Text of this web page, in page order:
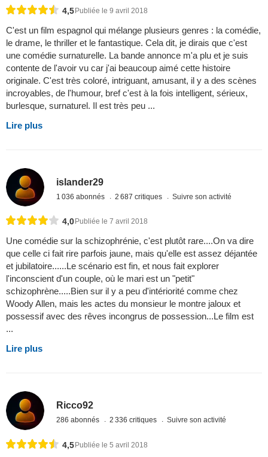
4,5 Publiée le 9 avril 2018
C'est un film espagnol qui mélange plusieurs genres : la comédie,
le drame, le thriller et le fantastique. Cela dit, je dirais que c'est
une comédie surnaturelle. La bande annonce m'a plu et je suis
contente de l'avoir vu car j'ai beaucoup aimé cette histoire
originale. C'est très coloré, intriguant, amusant, il y a des scènes
incroyables, de l'humour, bref c'est à la fois intelligent, sérieux,
burlesque, surnaturel. Il est très peu ...
Lire plus
islander29
1 036 abonnés 2 687 critiques Suivre son activité
4,0 Publiée le 7 avril 2018
Une comédie sur la schizophrénie, c'est plutôt rare....On va dire
que celle ci fait rire parfois jaune, mais qu'elle est assez déjantée
et jubilatoire......Le scénario est fin, et nous fait explorer
l'inconscient d'un couple, où le mari est un "petit"
schizophrène.....Bien sur il y a peu d'intériorité comme chez
Woody Allen, mais les actes du monsieur le montre jaloux et
possessif avec des rêves incongrus de possession...Le film est
...
Lire plus
Ricco92
286 abonnés 2 336 critiques Suivre son activité
4,5Publiée le 5 avril 2018